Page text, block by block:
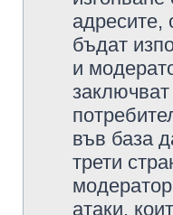
адресите,
бъдат
и
във база
трети
атаки,